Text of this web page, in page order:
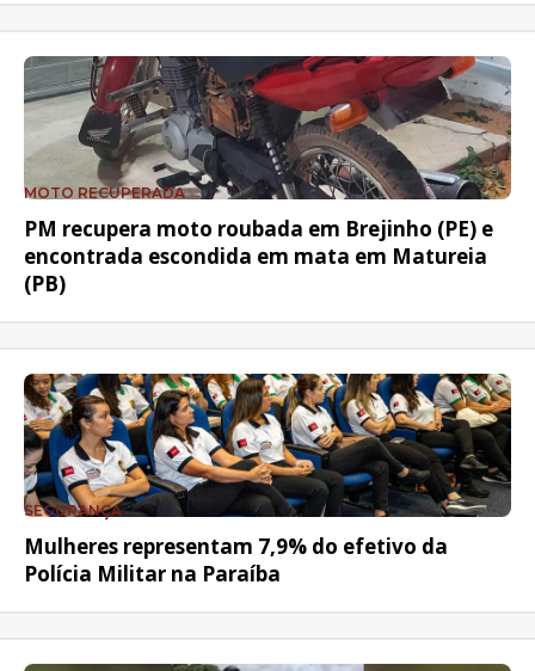
MOTO RECUPERADA
PM recupera moto roubada em Brejinho (PE) e
encontrada escondida em mata em Matureia
(PB)
SEGURANÇA
Mulheres representam 7,9% do efetivo da
Polícia Militar na Paraíba